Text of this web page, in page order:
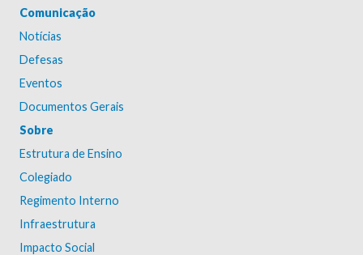
Comunicação
Notícias
Defesas
Eventos
Documentos Gerais
Sobre
Estrutura de Ensino
Colegiado
Regimento Interno
Infraestrutura
Impacto Social